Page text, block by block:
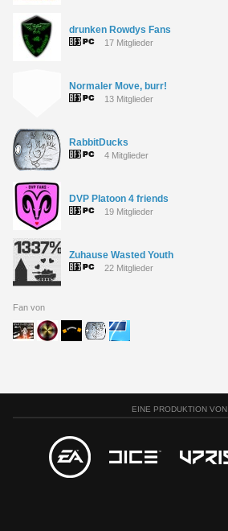
drunken Rowdys Fans
17 Mitglieder
Normaler Move, burr!
13 Mitglieder
RabbitDucks
4 Mitglieder
DVP Platoon 4 friends
19 Mitglieder
Zuhause Wasted Youth
22 Mitglieder
Fan von
EINE PRODUKTION VON